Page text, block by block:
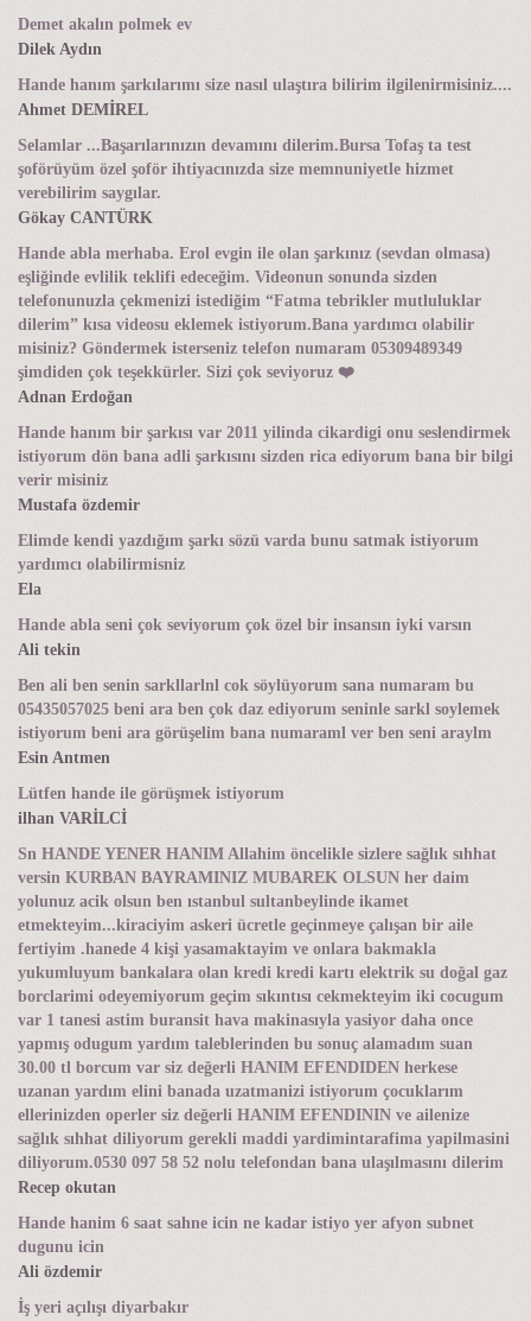
Demet akalın polmek ev
Dilek Aydın
Hande hanım şarkılarımı size nasıl ulaştıra bilirim ilgilenirmisiniz....
Ahmet DEMİREL
Selamlar ...Başarılarınızın devamını dilerim.Bursa Tofaş ta test
şoförüyüm özel şoför ihtiyacınızda size memnuniyetle hizmet
verebilirim saygılar.
Gökay CANTÜRK
Hande abla merhaba. Erol evgin ile olan şarkınız (sevdan olmasa)
eşliğinde evlilik teklifi edeceğim. Videonun sonunda sizden
telefonunuzla çekmenizi istediğim “Fatma tebrikler mutluluklar
dilerim” kısa videosu eklemek istiyorum.Bana yardımcı olabilir
misiniz? Göndermek isterseniz telefon numaram 05309489349
şimdiden çok teşekkürler. Sizi çok seviyoruz ❤️
Adnan Erdoğan
Hande hanım bir şarkısı var 2011 yilinda cikardigi onu seslendirmek
istiyorum dön bana adli şarkısını sizden rica ediyorum bana bir bilgi
verir misiniz
Mustafa özdemir
Elimde kendi yazdığım şarkı sözü varda bunu satmak istiyorum
yardımcı olabilirmisniz
Ela
Hande abla seni çok seviyorum çok özel bir insansın iyki varsın
Ali tekin
Ben ali ben senin sarkllarlnl cok söylüyorum sana numaram bu
05435057025 beni ara ben çok daz ediyorum seninle sarkl soylemek
istiyorum beni ara görüşelim bana numaraml ver ben seni araylm
Esin Antmen
Lütfen hande ile görüşmek istiyorum
ilhan VARİLCİ
Sn HANDE YENER HANIM Allahim öncelikle sizlere sağlık sıhhat
versin KURBAN BAYRAMINIZ MUBAREK OLSUN her daim
yolunuz acik olsun ben ıstanbul sultanbeylinde ikamet
etmekteyim...kiraciyim askeri ücretle geçinmeye çalışan bir aile
fertiyim .hanede 4 kişi yasamaktayim ve onlara bakmakla
yukumluyum bankalara olan kredi kredi kartı elektrik su doğal gaz
borclarimi odeyemiyorum geçim sıkıntısı cekmekteyim iki cocugum
var 1 tanesi astim buransit hava makinasıyla yasiyor daha once
yapmış odugum yardım taleblerinden bu sonuç alamadım suan
30.00 tl borcum var siz değerli HANIM EFENDIDEN herkese
uzanan yardım elini banada uzatmanizi istiyorum çocuklarım
ellerinizden operler siz değerli HANIM EFENDININ ve ailenize
sağlık sıhhat diliyorum gerekli maddi yardimintarafima yapilmasini
diliyorum.0530 097 58 52 nolu telefondan bana ulaşılmasını dilerim
Recep okutan
Hande hanim 6 saat sahne icin ne kadar istiyo yer afyon subnet
dugunu icin
Ali özdemir
İş yeri açılışı diyarbakır